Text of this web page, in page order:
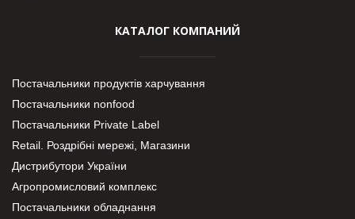
КАТАЛОГ КОМПАНИЙ
Постачальники продуктів харчування
Постачальники nonfood
Постачальники Private Label
Retail. Роздрібні мережі, Магазини
Дистрибутори України
Агропромисловий комплекс
Постачальники обладнання